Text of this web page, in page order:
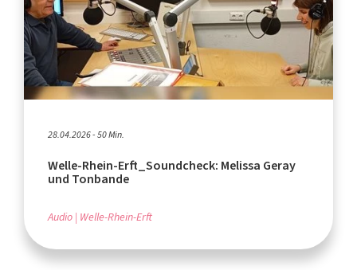
28.04.2026 - 50 Min.
Welle-Rhein-Erft_Soundcheck: Melissa Geray
und Tonbande
Audio Welle-Rhein-Erft